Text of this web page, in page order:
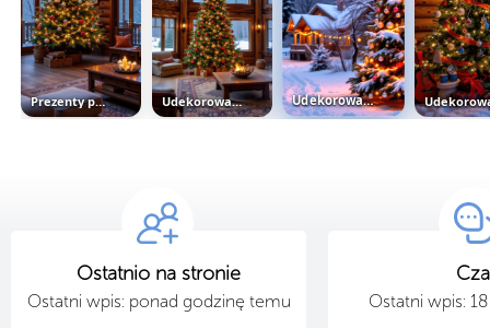
Prezenty pod udekorowaną choinką... Udekorowana choinka obok okna w... Udekorowana i oświetlona choinka...
Ostatnio na stronie
Ostatni wpis: ponad godzinę temu Ostatni wpis: